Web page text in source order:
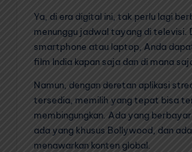
Ya, di era digital ini, tak perlu lagi
menunggu jadwal tayang di televisi.
smartphone atau laptop, Anda
film India kapan saja dan di mana
Namun, dengan deretan aplikasi
tersedia, memilih yang tepat bisa
membingungkan. Ada yang
ada yang khusus Bollywood, dan
menawarkan konten global.